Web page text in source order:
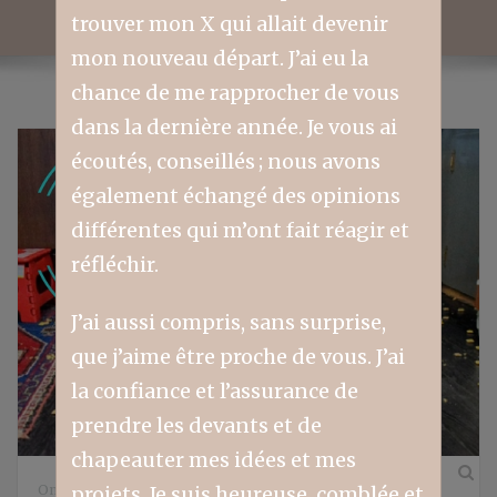
On jase
trouver mon X qui allait devenir
mon nouveau départ. J’ai eu la
chance de me rapprocher de vous
dans la dernière année. Je vous ai
écoutés, conseillés ; nous avons
également échangé des opinions
différentes qui m’ont fait réagir et
réfléchir.
J’ai aussi compris, sans surprise,
que j’aime être proche de vous. J’ai
la confiance et l’assurance de
prendre les devants et de
chapeauter mes idées et mes